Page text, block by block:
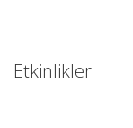
Etkinlikler